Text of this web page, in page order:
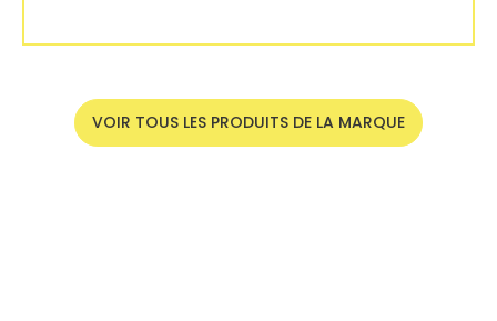
VOIR TOUS LES PRODUITS DE LA MARQUE